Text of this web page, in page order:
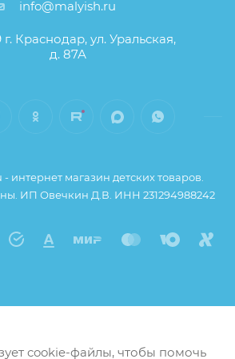
info@malyish.ru
г. Краснодар, ул. Уральская,
д. 87А
интернет магазин детских товаров.
ИП Овечкин Д.В. ИНН 231294988242
cookie-файлы, чтобы помочь